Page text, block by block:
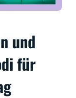
und
für